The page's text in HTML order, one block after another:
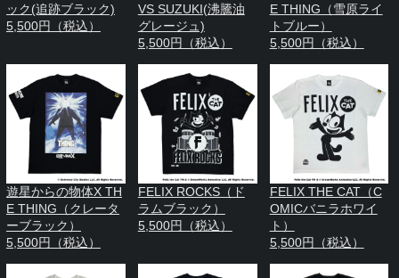
ック(追跡ブラック)
5,500円（税込）
VS SUZUKI(沸騰油
グレージュ)
5,500円（税込）
E THING（雪原ライ
トブルー）
5,500円（税込）
遊星からの物体X TH
E THING（クレータ
ーブラック）
5,500円（税込）
FELIX ROCKS（ド
ラムブラック）
5,500円（税込）
FELIX THE CAT（C
OMICバニラホワイ
ト）
5,500円（税込）